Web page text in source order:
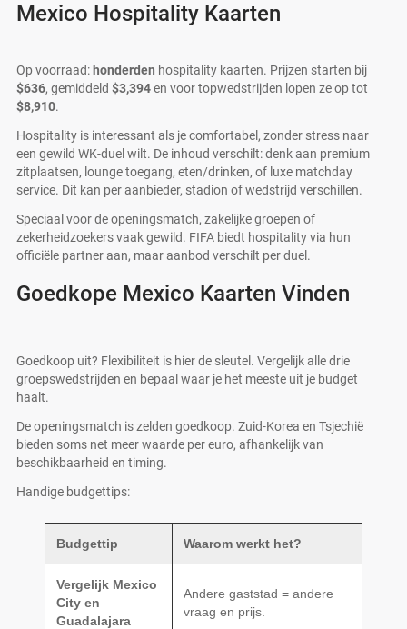
Mexico Hospitality Kaarten
Op voorraad: honderden hospitality kaarten. Prijzen starten bij
$636, gemiddeld $3,394en voor topwedstrijden lopen ze op tot
$8,910.
Hospitality is interessant als je comfortabel, zonder stress naar
een gewild WK-duel wilt. De inhoud verschilt: denk aan premium
zitplaatsen, lounge toegang, eten/drinken, of luxe matchday
service. Dit kan per aanbieder, stadion of wedstrijd verschillen.
Speciaal voor de openingsmatch, zakelijke groepen of
zekerheidzoekers vaak gewild. FIFA biedt hospitality via hun
officiële partner aan, maar aanbod verschilt per duel.
Goedkope Mexico Kaarten Vinden
Goedkoop uit? Flexibiliteit is hier de sleutel. Vergelijk alle drie
groepswedstrijden en bepaal waar je het meeste uit je budget
haalt.
De openingsmatch is zelden goedkoop. Zuid-Korea en Tsjechië
bieden soms net meer waarde per euro, afhankelijk van
beschikbaarheid en timing.
Handige budgettips:
Budgettip Waarom werkt het?
Vergelijk Mexico
City en
Guadalajara
Andere gaststad = andere
vraag en prijs.